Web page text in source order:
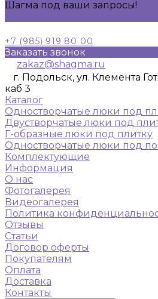
Шагма под ваши запросы!
+7 (985) 919 80 00
Заказать звонок
zakaz@shagma.ru
г. Подольск, ул. Клемента
каб 3
Каталог
Одностворчатые люки под
Двустворчатые люки под
Г-образные люки под плитку
Одностворчатые люки под
Комплектующие
Информация
О нас
Фотогалерея
Видеогалерея
Политика
Отзывы
Статьи
Договор оферты
Покупателям
Оплата
Доставка
Контакты